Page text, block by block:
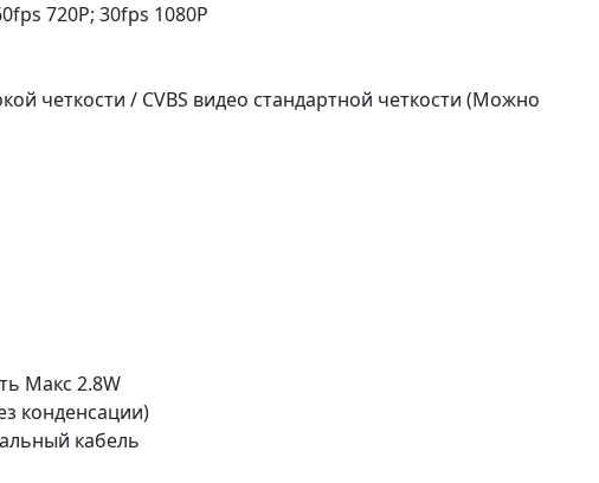
720P; 30fps 1080P
четкости / CVBS видео стандартной четкости (Можно
Макс 2.8W
конденсации)
кабель